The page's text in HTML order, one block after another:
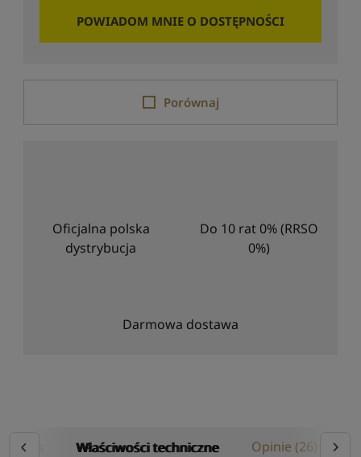
POWIADOM MNIE O DOSTĘPNOŚCI
Porównaj
Oficjalna polska
dystrybucja
Do 10 rat 0% (RRSO
0%)
Darmowa dostawa
Opis Właściwości techniczne Opinie (26)